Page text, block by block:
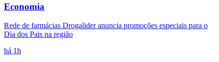
Economia
Rede de farmácias Drogalider anuncia promoções especiais para o
Dia dos Pais na região
há 1h